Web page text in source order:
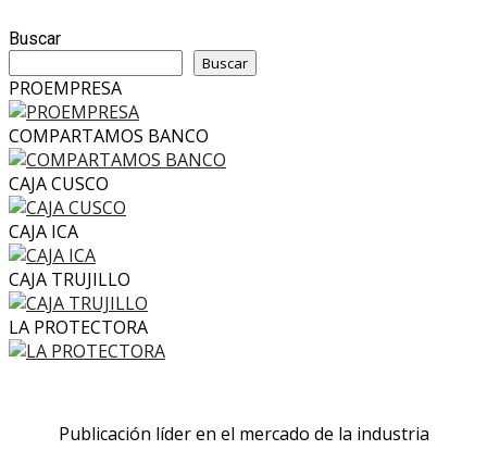
Buscar
Buscar
PROEMPRESA
COMPARTAMOS BANCO
CAJA CUSCO
CAJA ICA
CAJA TRUJILLO
LA PROTECTORA
Publicación líder en el mercado de la industria